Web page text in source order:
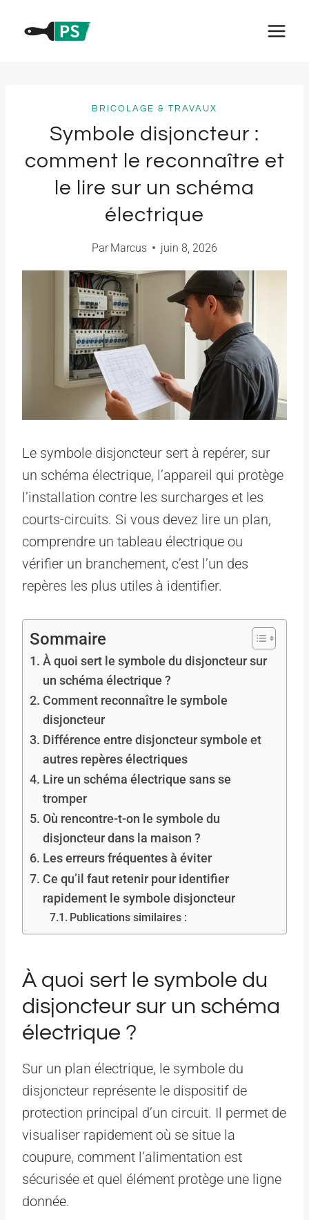
BRICOLAGE & TRAVAUX
Symbole disjoncteur :
comment le reconnaître et
le lire sur un schéma
électrique
Par Marcus juin 8, 2026
Le symbole disjoncteur sert à repérer, sur
un schéma électrique, l’appareil qui protège
l’installation contre les surcharges et les
courts-circuits. Si vous devez lire un plan,
comprendre un tableau électrique ou
vérifier un branchement, c’est l’un des
repères les plus utiles à identifier.
Sommaire
À quoi sert le symbole du disjoncteur sur
un schéma électrique ?
Comment reconnaître le symbole
disjoncteur
Différence entre disjoncteur symbole et
autres repères électriques
Lire un schéma électrique sans se
tromper
Où rencontre-t-on le symbole du
disjoncteur dans la maison ?
Les erreurs fréquentes à éviter
Ce qu’il faut retenir pour identifier
rapidement le symbole disjoncteur
Publications similaires :
À quoi sert le symbole du
disjoncteur sur un schéma
électrique ?
Sur un plan électrique, le symbole du
disjoncteur représente le dispositif de
protection principal d’un circuit. Il permet de
visualiser rapidement où se situe la
coupure, comment l’alimentation est
sécurisée et quel élément protège une ligne
donnée.